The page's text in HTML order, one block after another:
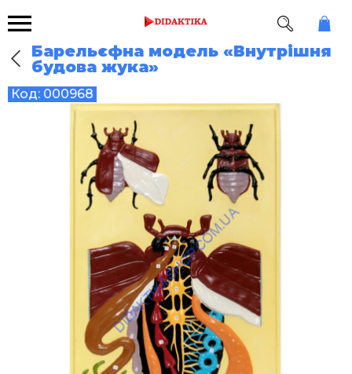
Барельєфна модель «Внутрішня
будова жука»
Код: 000968